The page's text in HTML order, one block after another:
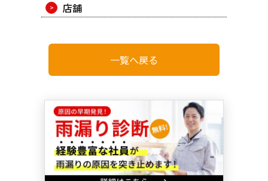
店舗
一覧へ戻る